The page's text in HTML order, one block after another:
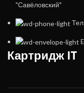
"Савёловский"
Картридж IT